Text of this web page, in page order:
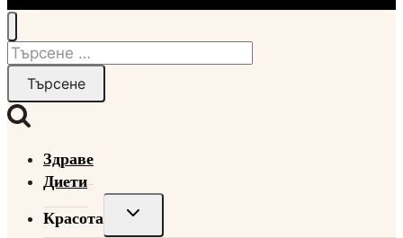
Търсене
Здраве
Диети
Красота
Toggle